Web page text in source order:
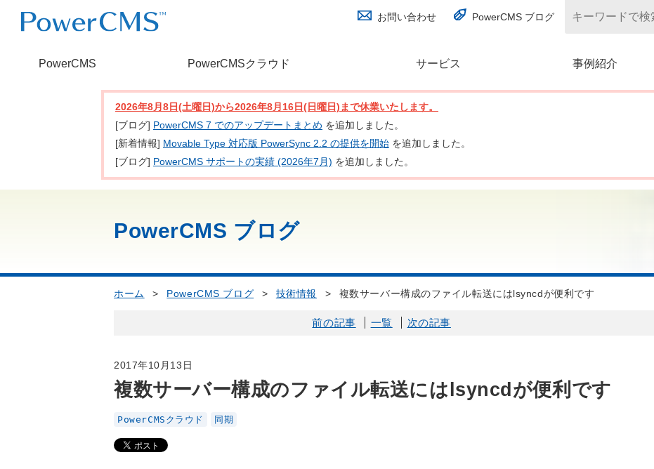
お問い合わせ PowerCMS ブログ
PowerCMS PowerCMSクラウド サービス 事例紹介
(別ウィンドウで開く)
2026年8月8日(土曜日)から2026年8月16日(日曜日)まで休業いたします。
[ブログ] PowerCMS 7 でのアップデートまとめ を追加しました。
[新着情報] Movable Type 対応版 PowerSync 2.2 の提供を開始 を追加しました。
[ブログ] PowerCMS サポートの実績 (2026年7月) を追加しました。
PowerCMS ブログ
ホーム > PowerCMS ブログ > 技術情報 > 複数サーバー構成のファイル転送にはlsyncdが便利です
前の記事 一覧 次の記事
2017年10月13日
複数サーバー構成のファイル転送にはlsyncdが便利です
PowerCMSクラウド 同期